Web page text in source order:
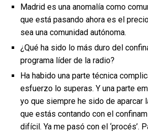
Madrid es una anomalía como
que está pasando ahora es el
sea una comunidad autónoma.
¿Qué ha sido lo más duro del
programa líder de la radio?
Ha habido una parte técnica
esfuerzo lo superas. Y una parte
yo que siempre he sido de aparcar
que estás contando con el
difícil. Ya me pasó con el ‘procés’.